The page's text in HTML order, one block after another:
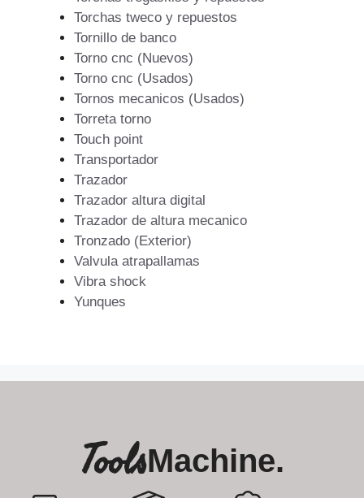
Torchas tweco y repuestos
Tornillo de banco
Torno cnc (Nuevos)
Torno cnc (Usados)
Tornos mecanicos (Usados)
Torreta torno
Touch point
Transportador
Trazador
Trazador altura digital
Trazador de altura mecanico
Tronzado (Exterior)
Valvula atrapallamas
Vibra shock
Yunques
ToolsMachine.